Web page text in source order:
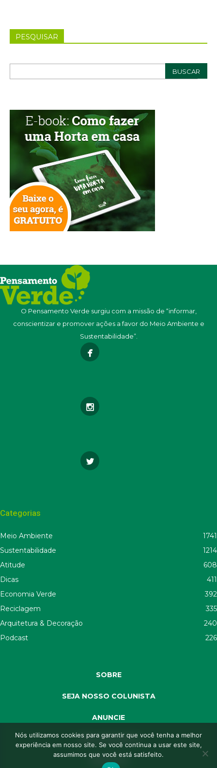
PESQUISAR
O Pensamento Verde surgiu com a missão de “informar,
conscientizar e promover ações a favor do Meio Ambiente e
Sustentabilidade”.
Categorias
Meio Ambiente
1741
Sustentabilidade
1214
Atitude
608
Dicas
411
Economia Verde
392
Reciclagem
335
Arquitetura & Decoração
240
Podcast
226
SOBRE
SEJA NOSSO COLUNISTA
ANUNCIE
SEJA APOIADOR
CONTATO
Nós utilizamos cookies para garantir que você tenha a melhor
experiência em nosso site. Se você continua a usar este site,
assumimos que você está satisfeito.